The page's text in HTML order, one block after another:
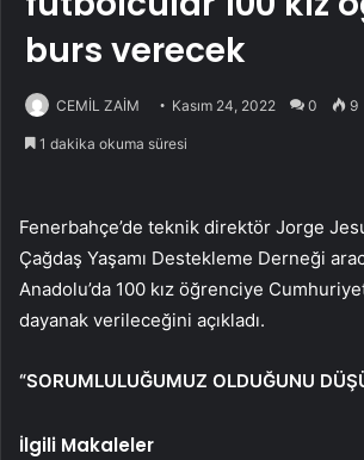
burs verecek
CEMİL ZAİM Kasım 24, 2022 0 9
1 dakika okuma süresi
Fenerbahçe’de teknik direktör Jorge
Çağdaş Yaşamı Destekleme Derneği
Anadolu’da 100 kız öğrenciye
dayanak verileceğini açıkladı.
“SORUMLULUĞUMUZ OLDUĞUNU
İlgili Makaleler